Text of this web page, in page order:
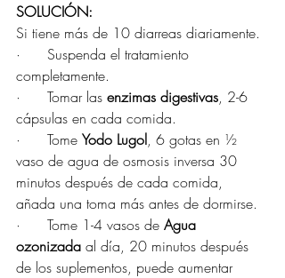
SOLUCIÓN:
Si tiene más de 10 diarreas diariamente.
·      Suspenda el tratamiento
completamente.
·      Tomar las enzimas digestivas, 2-6
cápsulas en cada comida.
·      Tome Yodo Lugol, 6 gotas en ½
vaso de agua de osmosis inversa 30
minutos después de cada comida,
añada una toma más antes de dormirse.
·      Tome 1-4 vasos de Agua
ozonizada al día, 20 minutos después
de los suplementos, puede aumentar